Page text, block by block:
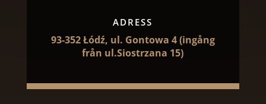
ADRESS
93-352 Łódź, ul. Gontowa 4 (ingång
från ul.Siostrzana 15)